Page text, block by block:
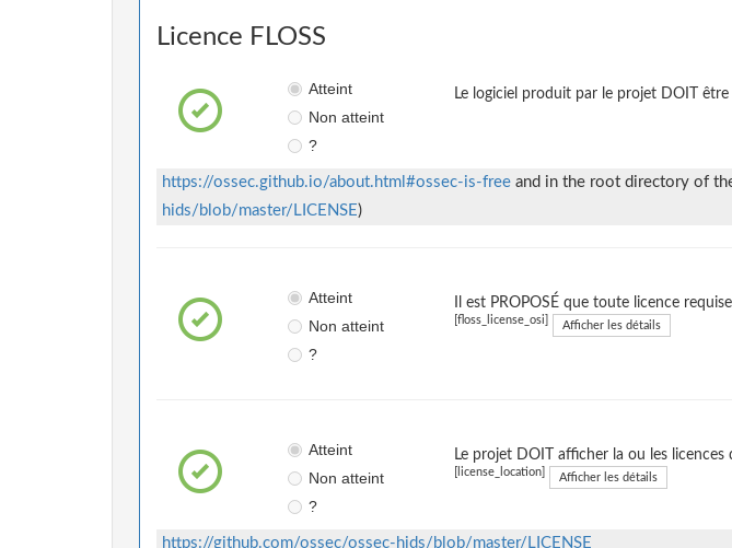
Licence FLOSS
Atteint
Non atteint
?
Le logiciel produit par le projet DOIT
https://ossec.github.io/about.html#ossec-is-free and in the root directory of
hids/blob/master/LICENSE)
Atteint
Non atteint
?
Il est PROPOSÉ que toute licence
[floss_license_osi] Afficher les détails
Atteint
Non atteint
?
Le projet DOIT afficher la ou les
[license_location] Afficher les détails
https://github.com/ossec/ossec-hids/blob/master/LICENSE